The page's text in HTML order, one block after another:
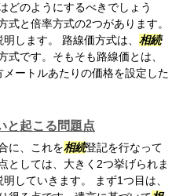
どのようにするべきでしょう
と倍率方式の2つがあります。
します。 路線価方式は、 相続
です。そもそも路線価とは、
ートルあたりの価格を設定した
と起こる問題点
に、これを相続登記を行なって
としては、大きく2つ挙げられま
していきます。 まず1つ目は、